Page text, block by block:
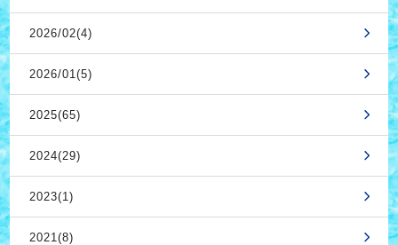
2026/02(4)
2026/01(5)
2025(65)
2024(29)
2023(1)
2021(8)